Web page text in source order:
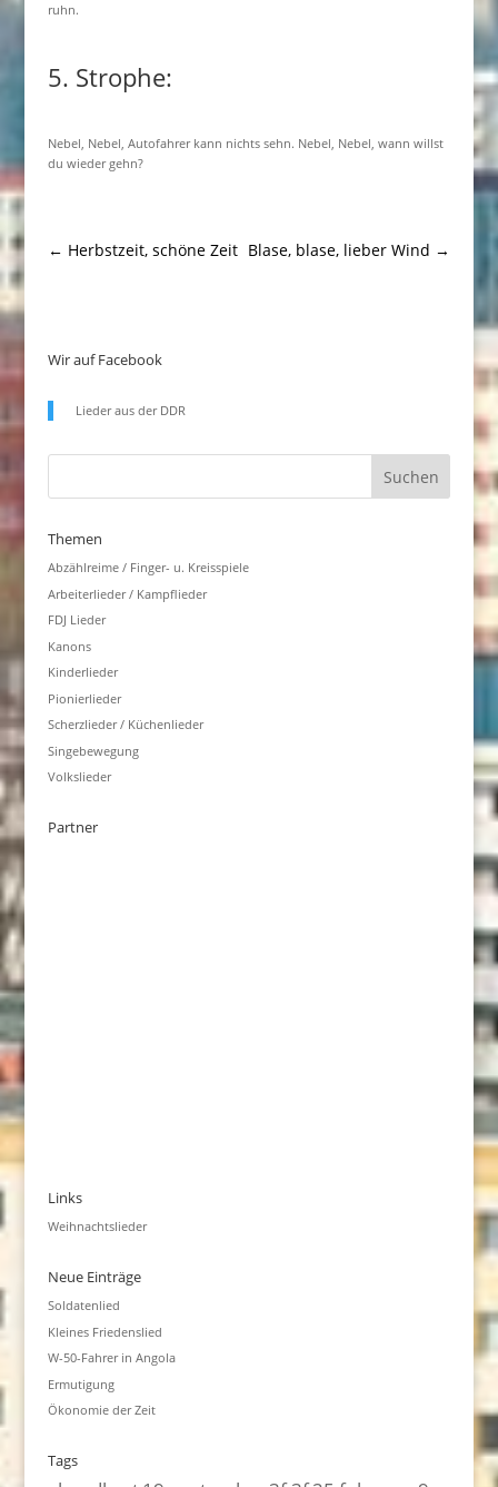
ruhn.
5. Strophe:
Nebel, Nebel, Autofahrer kann nichts sehn. Nebel, Nebel, wann willst
du wieder gehn?
← Herbstzeit, schöne Zeit Blase, blase, lieber Wind →
Wir auf Facebook
Lieder aus der DDR
Themen
Abzählreime / Finger- u. Kreisspiele
Arbeiterlieder / Kampflieder
FDJ Lieder
Kanons
Kinderlieder
Pionierlieder
Scherzlieder / Küchenlieder
Singebewegung
Volkslieder
Partner
Links
Weihnachtslieder
Neue Einträge
Soldatenlied
Kleines Friedenslied
W-50-Fahrer in Angola
Ermutigung
Ökonomie der Zeit
Tags